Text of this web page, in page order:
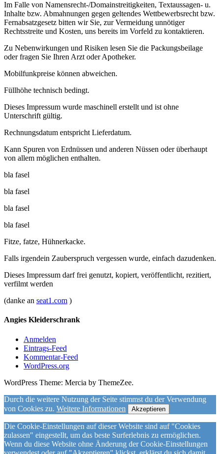
Im Falle von Namensrecht-/Domainstreitigkeiten, Textaussagen- u.
Inhalte bzw. Abmahnungen gegen geltendes Wettbewerbsrecht bzw.
Fernabsatzgesetz bitten wir Sie, zur Vermeidung unnötiger
Rechtsstreite und Kosten, uns bereits im Vorfeld zu kontaktieren.
Zu Nebenwirkungen und Risiken lesen Sie die Packungsbeilage
oder fragen Sie Ihren Arzt oder Apotheker.
Mobilfunkpreise können abweichen.
Füllhöhe technisch bedingt.
Dieses Impressum wurde maschinell erstellt und ist ohne
Unterschrift gültig.
Rechnungsdatum entspricht Lieferdatum.
Kann Spuren von Erdnüssen und anderen Nüssen oder überhaupt
von allem möglichen enthalten.
bla fasel
bla fasel
bla fasel
bla fasel
Fitze, fatze, Hühnerkacke.
Falls irgendein Zauberspruch vergessen wurde, einfach dazudenken.
Dieses Impressum darf frei genutzt, kopiert, veröffentlicht, rezitiert,
verfilmt werden
(danke an seat1.com )
Angies Kleiderschrank
Anmelden
Eintrags-Feed
Kommentar-Feed
WordPress.org
WordPress Theme: Mercia by ThemeZee.
Durch die weitere Nutzung der Seite stimmst du der Verwendung
von Cookies zu. Weitere Informationen Akzeptieren
Die Cookie-Einstellungen auf dieser Website sind auf "Cookies
zulassen" eingestellt, um das beste Surferlebnis zu ermöglichen.
Wenn du diese Website ohne Änderung der Cookie-Einstellungen